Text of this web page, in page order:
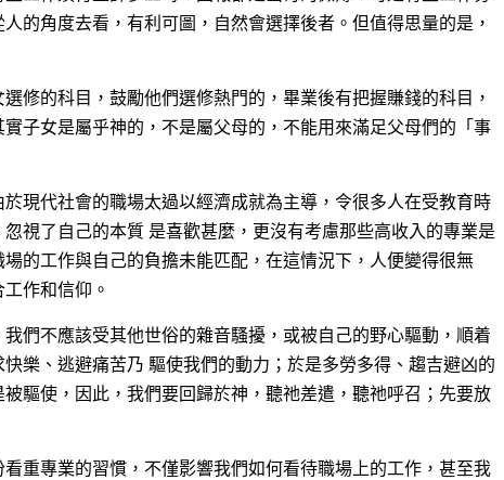
的角度去看，有利可圖，自然會選擇後者。但值得思量的是，
修的科目，鼓勵他們選修熱門的，畢業後有把握賺錢的科目，
子女是屬乎神的，不是屬父母的，不能用來滿足父母們的「事
現代社會的職場太過以經濟成就為主導，令很多人在受教育時
視了自己的本質 是喜歡甚麼，更沒有考慮那些高收入的專業是
的工作與自己的負擔未能匹配，在這情況下，人便變得很無
作和信仰。
們不應該受其他世俗的雜音騷擾，或被自己的野心驅動，順着
樂、逃避痛苦乃 驅使我們的動力；於是多勞多得、趨吉避凶的
驅使，因此，我們要回歸於神，聽祂差遣，聽祂呼召；先要放
重專業的習慣，不僅影響我們如何看待職場上的工作，甚至我